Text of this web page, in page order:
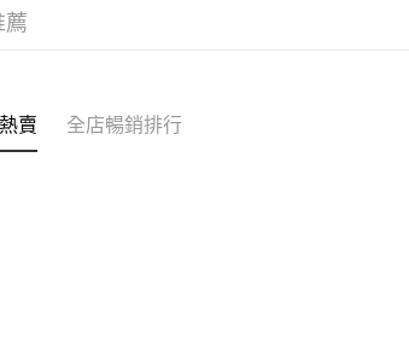
薦
賣 全店暢銷排行